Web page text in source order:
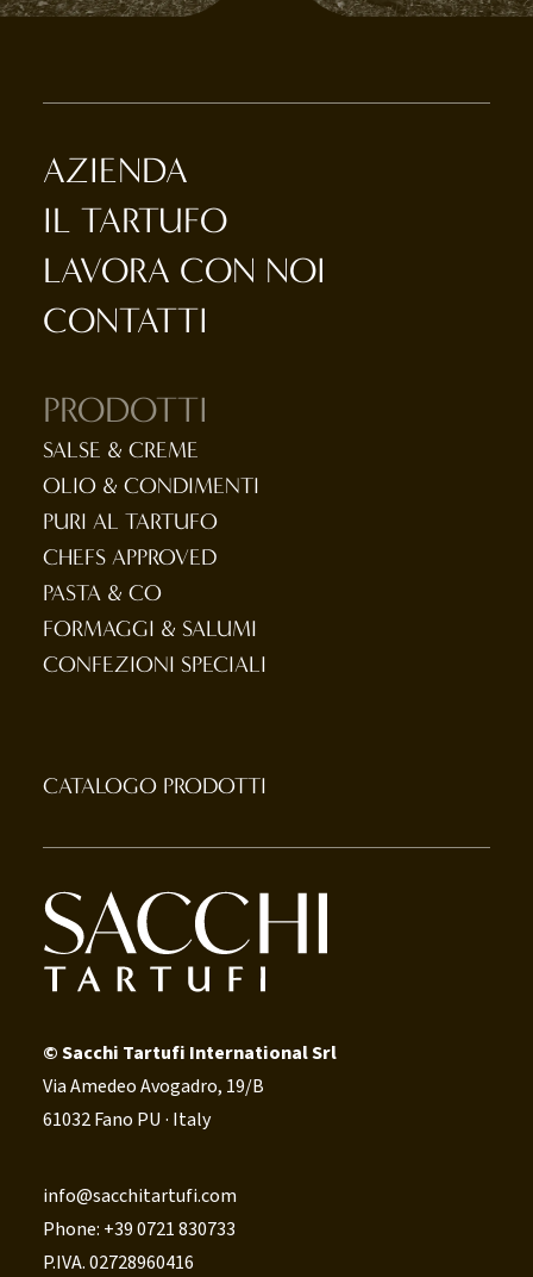
AZIENDA
IL TARTUFO
LAVORA CON NOI
CONTATTI
PRODOTTI
SALSE & CREME
OLIO & CONDIMENTI
PURI AL TARTUFO
CHEFS APPROVED
PASTA & CO
FORMAGGI & SALUMI
CONFEZIONI SPECIALI
CATALOGO PRODOTTI
© Sacchi Tartufi International Srl
Via Amedeo Avogadro, 19/B
61032 Fano PU · Italy
info@sacchitartufi.com
Phone: +39 0721 830733
P.IVA. 02728960416